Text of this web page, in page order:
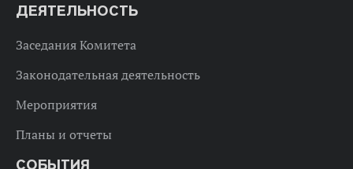
ДЕЯТЕЛЬНОСТЬ
Заседания Комитета
Законодательная деятельность
Мероприятия
Планы и отчеты
СОБЫТИЯ